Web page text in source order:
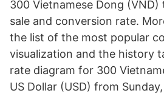
300 Vietnamese Dong (VND)
sale and conversion rate.
the list of the most popular
visualization and the history
rate diagram for 300
US Dollar (USD) from